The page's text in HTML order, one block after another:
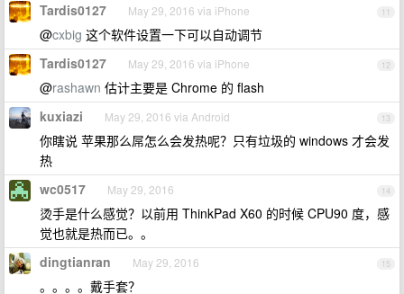
11
Tardis0127 May 29, 2016 via iPhone
@cxbig 这个软件设置一下可以自动调节
12
Tardis0127 May 29, 2016 via iPhone
@rashawn 估计主要是 Chrome 的 flash
13
kuxiazi May 29, 2016 via Android
你瞎说 苹果那么屌怎么会发热呢？只有垃圾的 windows 才会发
热
14
wc0517 May 29, 2016
烫手是什么感觉？以前用 ThinkPad X60 的时候 CPU90 度，感
觉也就是热而已。。
15
dingtianran May 29, 2016
。。。。戴手套？